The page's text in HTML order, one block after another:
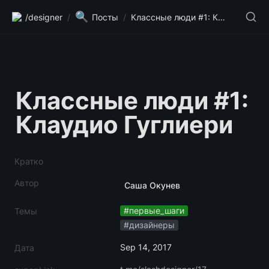
/designer / 🔍 Посты / Классные люди #1: Клаудио Гуглиери
Классные люди #1:
Клаудио Гуглиери
Кратко
Автор Саша Окунев
Темы
#первые_шаги
#дизайнеры
Дата Sep 14, 2017